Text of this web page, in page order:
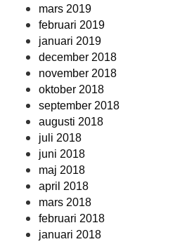
mars 2019
februari 2019
januari 2019
december 2018
november 2018
oktober 2018
september 2018
augusti 2018
juli 2018
juni 2018
maj 2018
april 2018
mars 2018
februari 2018
januari 2018